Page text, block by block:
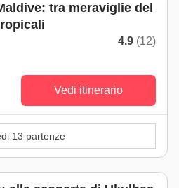
tra meraviglie del
4.9 (12)
Vedi itinerario
13 partenze